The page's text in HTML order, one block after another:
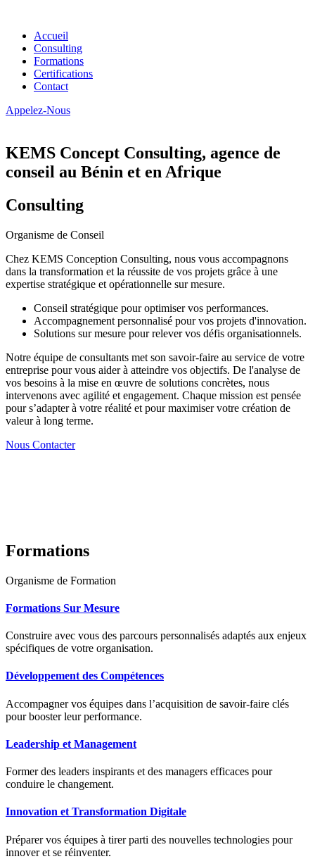
Accueil
Consulting
Formations
Certifications
Contact
Appelez-Nous
KEMS Concept Consulting, agence de
conseil au Bénin et en Afrique
Consulting
Organisme de Conseil
Chez KEMS Conception Consulting, nous vous accompagnons
dans la transformation et la réussite de vos projets grâce à une
expertise stratégique et opérationnelle sur mesure.
Conseil stratégique pour optimiser vos performances.
Accompagnement personnalisé pour vos projets d'innovation.
Solutions sur mesure pour relever vos défis organisationnels.
Notre équipe de consultants met son savoir-faire au service de votre
entreprise pour vous aider à atteindre vos objectifs. De l'analyse de
vos besoins à la mise en œuvre de solutions concrètes, nous
intervenons avec agilité et engagement. Chaque mission est pensée
pour s’adapter à votre réalité et pour maximiser votre création de
valeur à long terme.
Nous Contacter
Formations
Organisme de Formation
Formations Sur Mesure
Construire avec vous des parcours personnalisés adaptés aux enjeux
spécifiques de votre organisation.
Développement des Compétences
Accompagner vos équipes dans l’acquisition de savoir-faire clés
pour booster leur performance.
Leadership et Management
Former des leaders inspirants et des managers efficaces pour
conduire le changement.
Innovation et Transformation Digitale
Préparer vos équipes à tirer parti des nouvelles technologies pour
innover et se réinventer.